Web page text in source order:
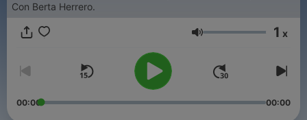
Con Berta Herrero.
Volumen 1 x
00:00 00:00